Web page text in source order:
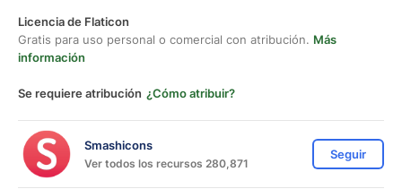
Licencia de Flaticon
Gratis para uso personal o comercial con atribución. Más
información
Se requiere atribución ¿Cómo atribuir?
Smashicons
Ver todos los recursos 280,871
Seguir